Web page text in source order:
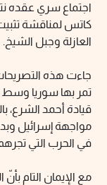
اجتماع سري عقده
كاتس لمناقشة
العازلة وجبل الشيخ.
جاءت هذه
تمر بها سوريا وسط
قيادة أحمد الشرع،
مواجهة إسرائيل
في الحرب التي تجرهم
مع الإيمان التام